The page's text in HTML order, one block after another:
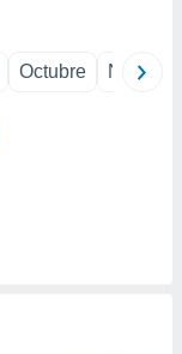
Octubre